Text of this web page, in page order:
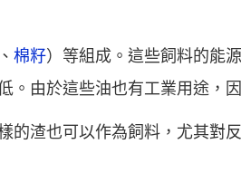
棉籽）等組成。這些飼料的能
由於這些油也有工業用途，
的渣也可以作為飼料，尤其對